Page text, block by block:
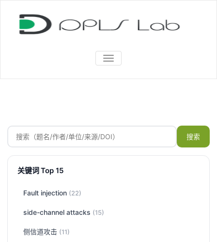
TOGGLE
NAVIGATION
搜索
关键词 Top 15
Fault injection (22)
side-channel attacks (15)
侧信道攻击 (11)